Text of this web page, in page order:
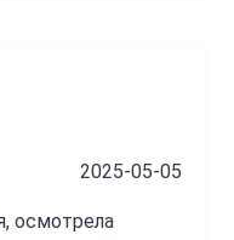
2025-05-05
осмотрела